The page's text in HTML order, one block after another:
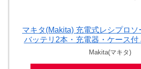
マキタ(Makita) 充電式レシプロ
バッテリ2本・充電器・ケース
Makita(マキタ)